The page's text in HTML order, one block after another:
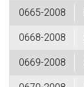
0665-2008
0668-2008
0669-2008